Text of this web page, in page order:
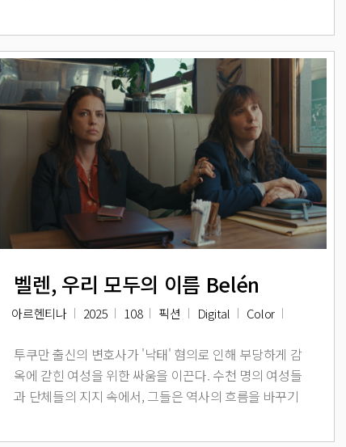
다. 부모와의 대면을 통해 딸은 가족 역사에 깊이 뿌리박
힌 가정 폭력의 굴레를 발견하게 되고, 결국 이 악순환을
끊을 수 있는 사람은 자신뿐임을 깨닫는다.
벨렌, 우리 모두의 이름 Belén
아르헨티나 2025 108 픽션 Digital Color
투쿠만 출신의 변호사가 '낙태' 혐의로 인해 부당하게 감
옥에 갇힌 여성을 위한 싸움을 이끈다. 수천 명의 여성들
과 단체들의 지지 속에서, 그들은 역사의 흐름을 바꾸기